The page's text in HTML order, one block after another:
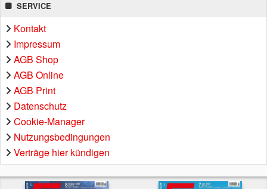
SERVICE
Kontakt
Impressum
AGB Shop
AGB Online
AGB Print
Datenschutz
Cookie-Manager
Nutzungsbedingungen
Verträge hier kündigen